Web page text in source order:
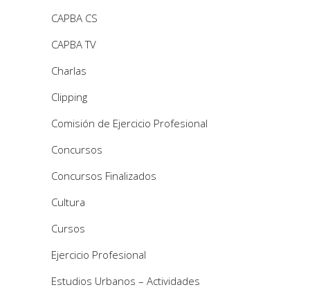
CAPBA CS
CAPBA TV
Charlas
Clipping
Comisión de Ejercicio Profesional
Concursos
Concursos Finalizados
Cultura
Cursos
Ejercicio Profesional
Estudios Urbanos – Actividades